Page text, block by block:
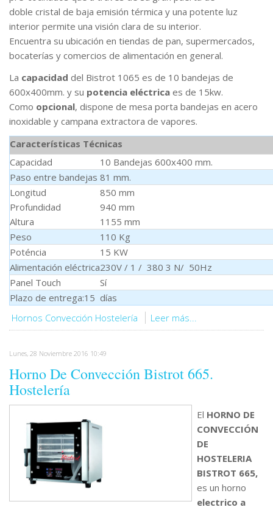
doble cristal de baja emisión térmica y una potente luz
interior permite una visión clara de su interior.
Encuentra su ubicación en tiendas de pan, supermercados,
bocaterías y comercios de alimentación en general.
La capacidad del Bistrot 1065 es de 10 bandejas de
600x400mm. y su potencia eléctrica es de 15kw.
Como opcional, dispone de mesa porta bandejas en acero
inoxidable y campana extractora de vapores.
Características Técnicas
Capacidad
10 Bandejas 600x400 mm.
Paso entre bandejas 81 mm.
Longitud
Profundidad
Altura
850 mm
940 mm
1155 mm
Peso
110 Kg
Poténcia
15 KW
Alimentación eléctrica230V / 1 / 380 3 N/ 50Hz
Panel Touch
Sí
Plazo de entrega:15 días
Hornos Convección Hostelería
Leer más...
Lunes, 28 Noviembre 2016 10:49
Horno De Convección Bistrot 665.
Hostelería
El HORNO DE
CONVECCIÓN
DE
HOSTELERIA
BISTROT 665,
es un horno
electrico a